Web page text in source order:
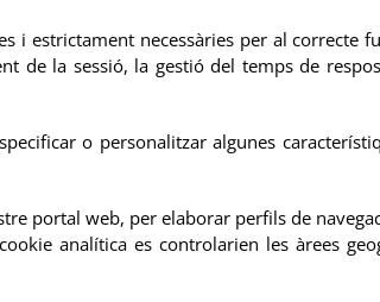
i estrictament necessàries per al
de la sessió, la gestió del temps de
o personalitzar algunes
portal web, per elaborar perfils de
analítica es controlarien les àrees